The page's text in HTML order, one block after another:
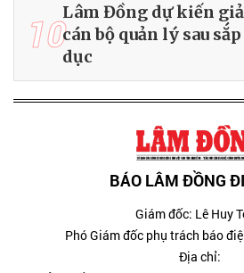
10Lâm Đồng dự kiến
cán bộ quản lý sau
dục
BÁO LÂM ĐỒNG
Giám đốc: Lê Huy
Phó Giám đốc phụ trách báo
Địa chỉ: